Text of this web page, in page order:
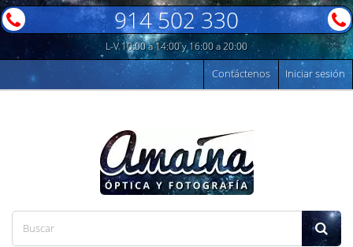
914 502 330
L-V 10:00 a 14:00 y 16:00 a 20:00
Iniciar sesión
Contáctenos